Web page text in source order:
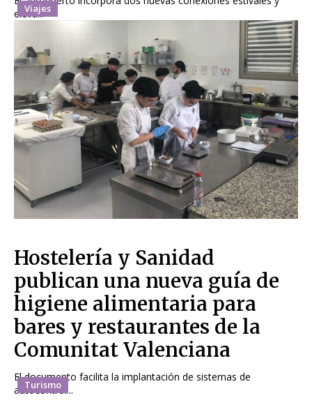
Viajes
eleva...
Turismo
Hostelería y Sanidad
publican una nueva guía de
higiene alimentaria para
bares y restaurantes de la
Comunitat Valenciana
El documento facilita la implantación de sistemas de
autocontrol...